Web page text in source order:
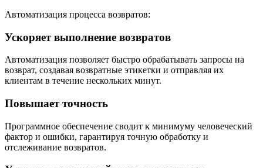
Автоматизация процесса возвратов:
Ускоряет выполнение возвратов
Автоматизация позволяет быстро обрабатывать запросы на
возврат, создавая возвратные этикетки и отправляя их
клиентам в течение нескольких минут.
Повышает точность
Программное обеспечение сводит к минимуму человеческий
фактор и ошибки, гарантируя точную обработку и
отслеживание возвратов.